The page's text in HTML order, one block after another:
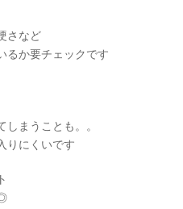
さなど
るか要チェックです
まうことも。。
りにくいです